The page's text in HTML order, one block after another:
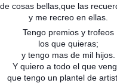
cosas bellas,que las
y me recreo en ellas.
Tengo premios y trofeos
los que quieras;
y tengo mas de mil hijos.
Y quiero a todo el que
que tengo un plantel de